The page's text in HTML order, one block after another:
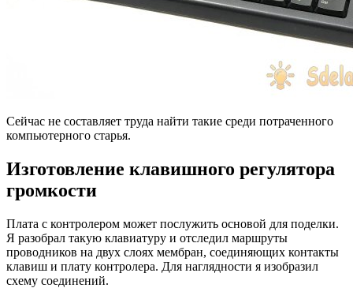
Сейчас не составляет труда найти такие среди потраченного
компьютерного старья.
Изготовление клавишного регулятора
громкости
Плата с контролером может послужить основой для поделки.
Я разобрал такую клавиатуру и отследил маршруты
проводников на двух слоях мембран, соединяющих контакты
клавиш и плату контролера. Для наглядности я изобразил
схему соединений.